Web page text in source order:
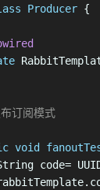
Producer {
订阅模式
void
code=